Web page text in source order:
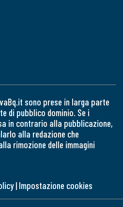
sono prese in larga parte
di pubblico dominio. Se i
in contrario alla pubblicazione,
alla redazione che
rimozione delle immagini
| Impostazione cookies